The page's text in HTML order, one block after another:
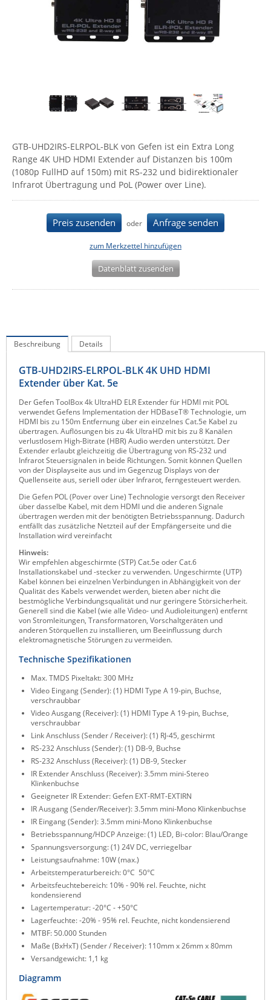
Energiemessung
Energieverteilung
IP, WLAN & GSM Sensorik
IoT - Internet of Things
IPC, Industrielle Netzwerktechnik & WLAN
Serverräume
RMA / Rücksendung / Support
Comet System
CompleTech
Fokus Technologies
Gefen
Gude
High Sec Labs
IEC Lock
Kramer Electronics
KVM TEC
Legrand
LigoWave
Milesight
Moxa
Netio
Panorama Antennas
PatchSee
Power Kingdom
Poynting
Raritan
Riello UPS
Server Technology
Siretta
SIRIO Antenne
Sunbird
Tactical Software
TEKTELIC
Teltonika
Unwired Networks
Vision
WATTECO
Westermo
Yuasa
ZPE Systems
News zu unseren Herstellern
GTB-UHD2IRS-ELRPOL-BLK von Gefen ist ein Extra Long
Range 4K UHD HDMI Extender auf Distanzen bis 100m
(1080p FullHD auf 150m) mit RS-232 und bidirektionaler
Infrarot Übertragung und PoL (Power over Line).
Preis zusenden oder Anfrage senden
zum Merkzettel hinzufügen
Datenblatt zusenden
Beschreibung Details
GTB-UHD2IRS-ELRPOL-BLK 4K UHD HDMI
Extender über Kat. 5e
Der Gefen ToolBox 4k UltraHD ELR Extender für HDMI mit POL
verwendet Gefens Implementation der HDBaseT® Technologie, um
HDMI bis zu 150m Entfernung über ein einzelnes Cat.5e Kabel zu
übertragen. Auflösungen bis zu 4k UltraHD mit bis zu 8 Kanälen
verlustlosem High-Bitrate (HBR) Audio werden unterstützt. Der
Extender erlaubt gleichzeitig die Übertragung von RS-232 und
Infrarot Steuersignalen in beide Richtungen. Somit können Quellen
von der Displayseite aus und im Gegenzug Displays von der
Quellenseite aus, seriell oder über Infrarot, ferngesteuert werden.
Die Gefen POL (Pover over Line) Technologie versorgt den Receiver
über dasselbe Kabel, mit dem HDMI und die anderen Signale
übertragen werden mit der benötigten Betriebsspannung. Dadurch
entfällt das zusätzliche Netzteil auf der Empfängerseite und die
Installation wird vereinfacht
Hinweis:
Wir empfehlen abgeschirmte (STP) Cat.5e oder Cat.6
Installationskabel und -stecker zu verwenden. Ungeschirmte (UTP)
Kabel können bei einzelnen Verbindungen in Abhängigkeit von der
Qualität des Kabels verwendet werden, bieten aber nicht die
bestmögliche Verbindungsqualität und nur geringere Störsicherheit.
Generell sind die Kabel (wie alle Video- und Audioleitungen) entfernt
von Stromleitungen, Transformatoren, Vorschaltgeräten und
anderen Störquellen zu installieren, um Beeinflussung durch
elektromagnetische Störungen zu vermeiden.
Technische Spezifikationen
Max. TMDS Pixeltakt: 300 MHz
Video Eingang (Sender): (1) HDMI Type A 19-pin, Buchse,
verschraubbar
Video Ausgang (Receiver): (1) HDMI Type A 19-pin, Buchse,
verschraubbar
Link Anschluss (Sender / Receiver): (1) RJ-45, geschirmt
RS-232 Anschluss (Sender): (1) DB-9, Buchse
RS-232 Anschluss (Receiver): (1) DB-9, Stecker
IR Extender Anschluss (Receiver): 3.5mm mini-Stereo
Klinkenbuchse
Geeigneter IR Extender: Gefen EXT-RMT-EXTIRN
IR Ausgang (Sender/Receiver): 3.5mm mini-Mono Klinkenbuchse
IR Eingang (Sender): 3.5mm mini-Mono Klinkenbuchse
Betriebsspannung/HDCP Anzeige: (1) LED, Bi-color: Blau/Orange
Spannungsversorgung: (1) 24V DC, verriegelbar
Leistungsaufnahme: 10W (max.)
Arbeitstemperaturbereich: 0°C  50°C
Arbeitsfeuchtebereich: 10% - 90% rel. Feuchte, nicht
kondensierend
Lagertemperatur: -20°C - +50°C
Lagerfeuchte: -20% - 95% rel. Feuchte, nicht kondensierend
MTBF: 50.000 Stunden
Maße (BxHxT) (Sender / Receiver): 110mm x 26mm x 80mm
Versandgewicht: 1,1 kg
Diagramm